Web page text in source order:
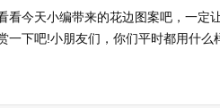
看今天小编带来的花边图案吧，一定
一下吧!小朋友们，你们平时都用什么